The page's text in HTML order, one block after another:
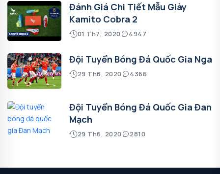
Đánh Giá Chi Tiết Mẫu Giày
Kamito Cobra 2
01 Th7, 2020 4947
Đội Tuyển Bóng Đá Quốc Gia Nga
29 Th6, 2020 4366
Đội Tuyển Bóng Đá Quốc Gia Đan
Mạch
29 Th6, 2020 2810